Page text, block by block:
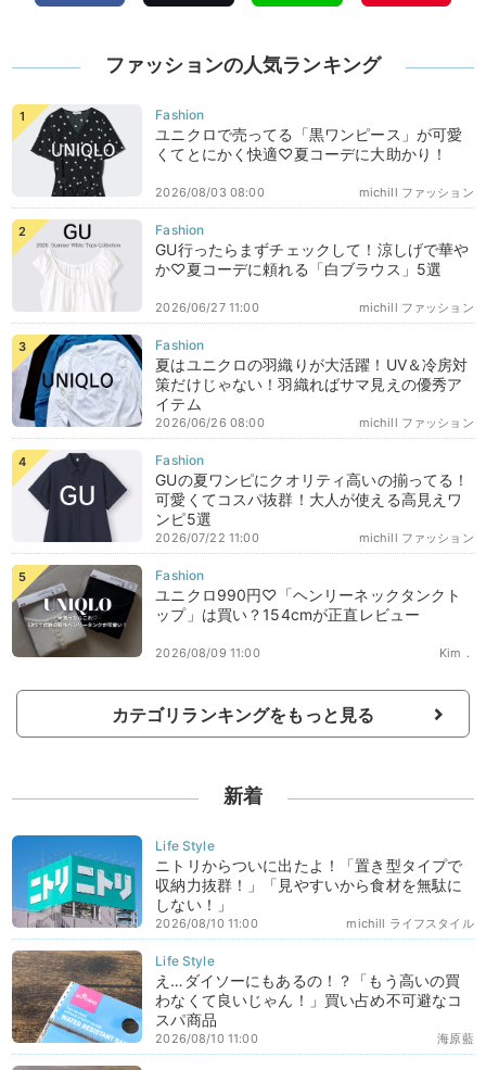
ファッションの人気ランキング
ユニクロで売ってる「黒ワンピース」が可愛
くてとにかく快適♡夏コーデに大助かり！
michill ファッション
2026/08/03 08:00
GU行ったらまずチェックして！涼しげで華や
か♡夏コーデに頼れる「白ブラウス」5選
michill ファッション
2026/06/27 11:00
夏はユニクロの羽織りが大活躍！UV＆冷房対
策だけじゃない！羽織ればサマ見えの優秀ア
イテム
michill ファッション
2026/06/26 08:00
GUの夏ワンピにクオリティ高いの揃ってる！
可愛くてコスパ抜群！大人が使える高見えワ
ンピ5選
michill ファッション
2026/07/22 11:00
ユニクロ990円♡「ヘンリーネックタンクト
ップ」は買い？154cmが正直レビュー
Kim．
2026/08/09 11:00
カテゴリランキングをもっと見る
新着
ニトリからついに出たよ！「置き型タイプで
収納力抜群！」「見やすいから食材を無駄に
しない！」
michill ライフスタイル
2026/08/10 11:00
え…ダイソーにもあるの！？「もう高いの買
わなくて良いじゃん！」買い占め不可避なコ
スパ商品
海原藍
2026/08/10 11:00